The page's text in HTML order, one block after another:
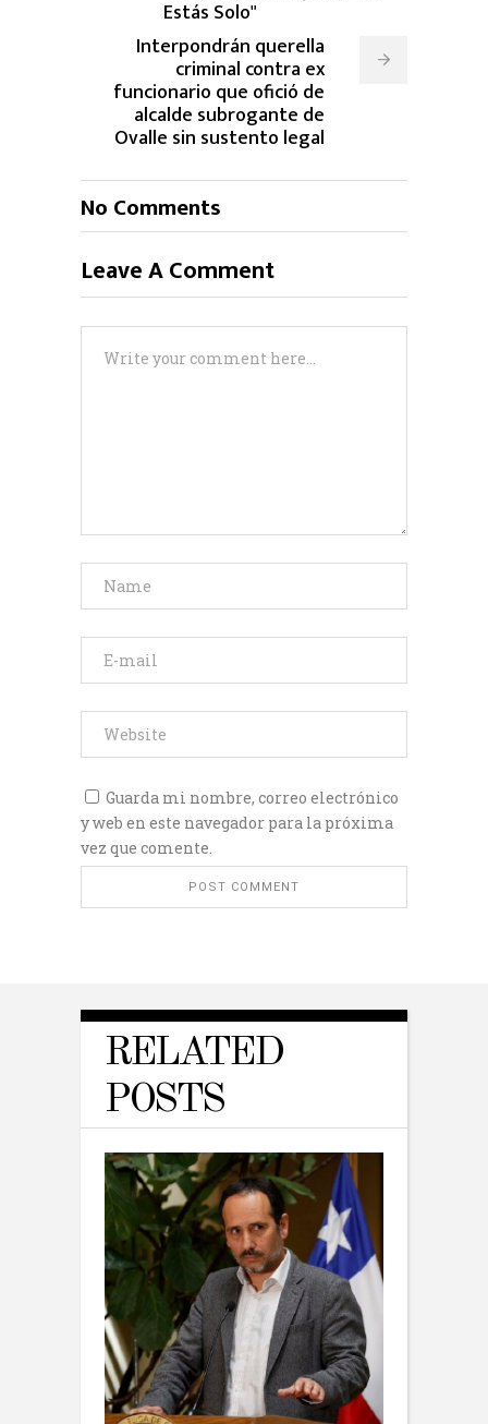
Estás Solo"
Interpondrán querella
criminal contra ex
funcionario que ofició de
alcalde subrogante de
Ovalle sin sustento legal
No Comments
Leave A Comment
Guarda mi nombre, correo electrónico
y web en este navegador para la próxima
vez que comente.
RELATED
POSTS